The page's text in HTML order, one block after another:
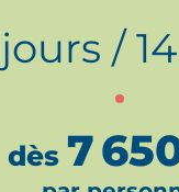
/
dès 7